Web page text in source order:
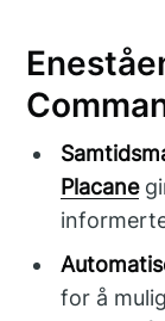
Placane
for å